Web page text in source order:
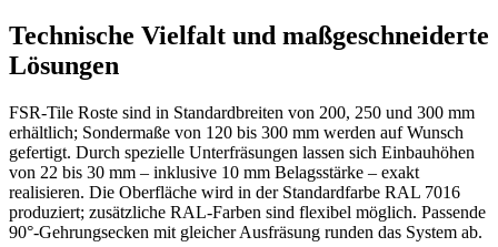
Technische Vielfalt und maßgeschneiderte
Lösungen
FSR-Tile Roste sind in Standardbreiten von 200, 250 und 300 mm
erhältlich; Sondermaße von 120 bis 300 mm werden auf Wunsch
gefertigt. Durch spezielle Unterfräsungen lassen sich Einbauhöhen
von 22 bis 30 mm – inklusive 10 mm Belagsstärke – exakt
realisieren. Die Oberfläche wird in der Standardfarbe RAL 7016
produziert; zusätzliche RAL-Farben sind flexibel möglich. Passende
90°-Gehrungsecken mit gleicher Ausfräsung runden das System ab.